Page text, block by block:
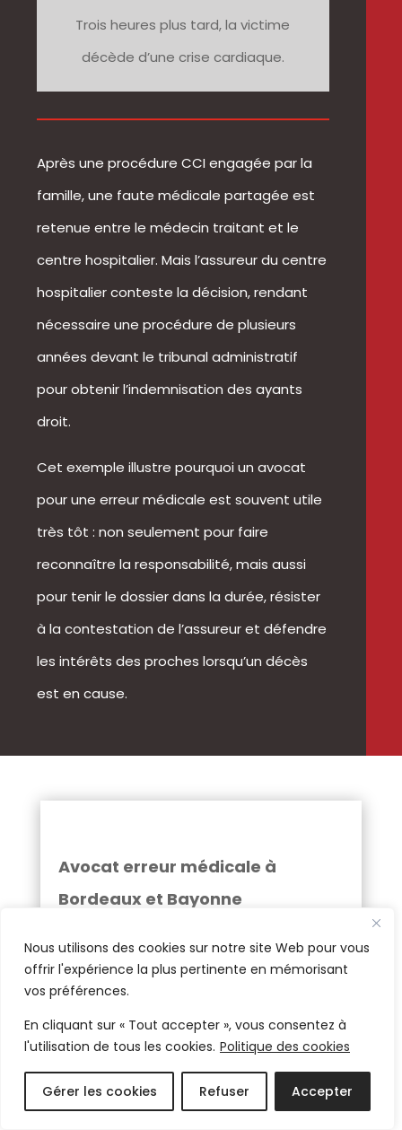
Nous utilisons des cookies sur notre site Web pour vous
offrir l'expérience la plus pertinente en mémorisant
vos préférences.
En cliquant sur « Tout accepter », vous consentez à
l'utilisation de tous les cookies. Politique des cookies
Gérer les cookies Refuser Accepter
Trois heures plus tard, la victime
décède d’une crise cardiaque.
Après une procédure CCI engagée par la
famille, une faute médicale partagée est
retenue entre le médecin traitant et le
centre hospitalier. Mais l’assureur du centre
hospitalier conteste la décision, rendant
nécessaire une procédure de plusieurs
années devant le tribunal administratif
pour obtenir l’indemnisation des ayants
droit.
Cet exemple illustre pourquoi un avocat
pour une erreur médicale est souvent utile
très tôt : non seulement pour faire
reconnaître la responsabilité, mais aussi
pour tenir le dossier dans la durée, résister
à la contestation de l’assureur et défendre
les intérêts des proches lorsqu’un décès
est en cause.
Avocat erreur médicale à
Bordeaux et Bayonne
spécialisé en erreur médicale à
Bordeaux ou à Bayonne, la
proximité n’est pas un détail : elle
facilite le premier rendez-vous,
permet une connaissance fine du